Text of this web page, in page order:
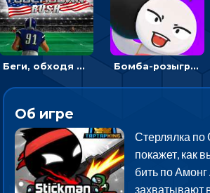
Беги, обходя соперников и собирай бонусы - американский футбол Бомба-розыгрыш: передавай и беги – 3D гиперказуалка
Об игре
Стерлялка по
покажет, как
бить по
захватывают